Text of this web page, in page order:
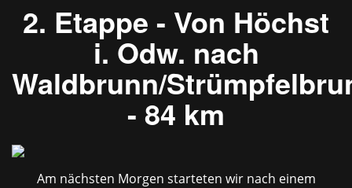
2. Etappe - Von Höchst
i. Odw. nach
Waldbrunn/
- 84 km
Am nächsten Morgen starteten wir nach einem